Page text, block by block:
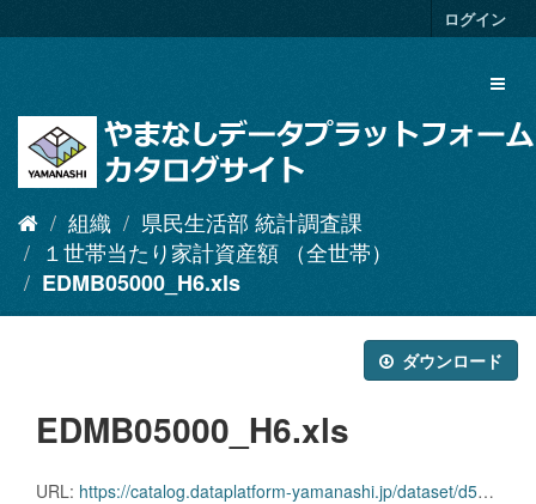
キ
ログイン
組織
県民生活部 統計調査課
１世帯当たり家計資産額 （全世帯）
EDMB05000_H6.xls
ダウンロード
EDMB05000_H6.xls
URL: https://catalog.dataplatform-yamanashi.jp/dataset/d55cbbbb-a5d9-46fd-8676-9995e47ab39b/resource/b69ac4b8-e0f2-4d7f-a478-8057dd8de47e/download/edmb05000_h6.xls